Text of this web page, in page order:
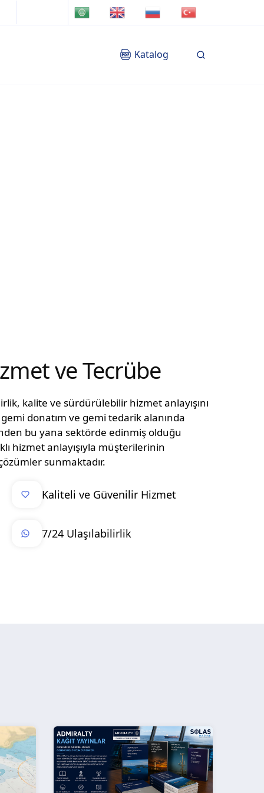
Katalog
ve Tecrübe
kalite ve sürdürülebilir hizmet anlayışını
donatım ve gemi tedarik alanında
bu yana sektörde edinmiş olduğu
hizmet anlayışıyla müşterilerinin
sunmaktadır.
Kaliteli ve Güvenilir Hizmet
7/24 Ulaşılabilirlik